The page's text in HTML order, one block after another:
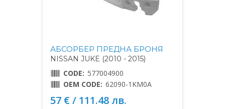
АБСОРБЕР ПРЕДНА БРОНЯ
NISSAN JUKE (2010 - 2015)
CODE: 577004900
OEM CODE: 62090-1KM0A
57 € / 111.48 лв.